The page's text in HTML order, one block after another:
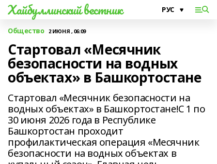
Хайбуллинский вестник
Общество 2 ИЮНЯ , 06:09
Стартовал «Месячник
безопасности на водных
объектах» в Башкортостане
Стартовал «Месячник безопасности на
водных объектах» в Башкортостане!С 1 по
30 июня 2026 года в Республике
Башкортостан проходит
профилактическая операция «Месячник
безопасности на водных объектах в